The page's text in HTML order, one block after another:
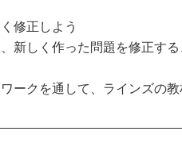
修正しよう
新しく作った問題を修正す
ークを通して、ラインズの教